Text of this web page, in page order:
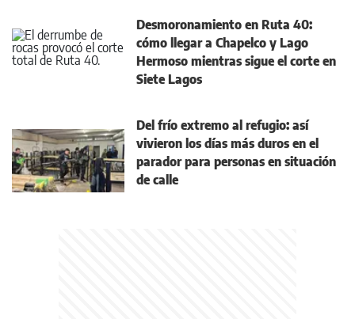
Desmoronamiento en Ruta 40:
cómo llegar a Chapelco y Lago
Hermoso mientras sigue el corte en
Siete Lagos
Del frío extremo al refugio: así
vivieron los días más duros en el
parador para personas en situación
de calle